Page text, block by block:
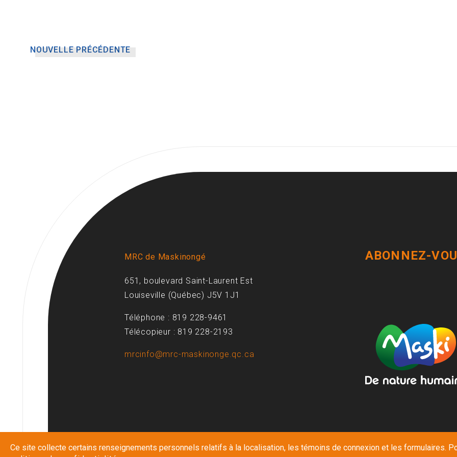
NOUVELLE PRÉCÉDENTE
MRC de Maskinongé
651, boulevard Saint-Laurent Est
Louiseville (Québec) J5V 1J1
Téléphone : 819 228-9461
Télécopieur : 819 228-2193
mrcinfo@mrc-maskinonge.qc.ca
ABONNEZ-
Ce site collecte certains renseignements personnels relatifs à la localisation, les témoins de connexion et les formulaires.